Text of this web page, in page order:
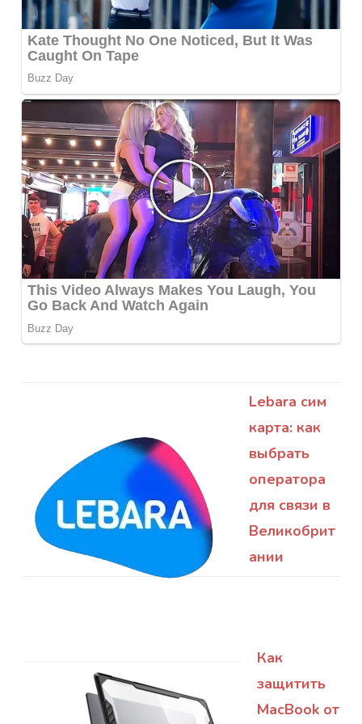
Lebara сим
карта: как
выбрать
оператора
для связи в
Великобрит
ании
Как
защитить
MacBook от